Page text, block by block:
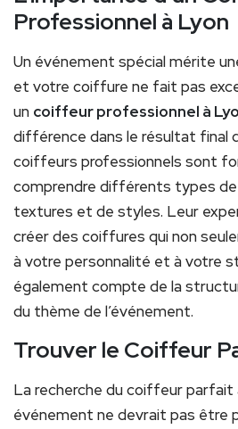
Professionnel à Lyon
Un événement spécial mérite
et votre coiffure ne fait pas
un coiffeur professionnel à
différence dans le résultat final
coiffeurs professionnels sont
comprendre différents types de
textures et de styles. Leur
créer des coiffures qui non
à votre personnalité et à votre
également compte de la
du thème de l’événement.
Trouver le Coiffeur
La recherche du coiffeur parfait
événement ne devrait pas être